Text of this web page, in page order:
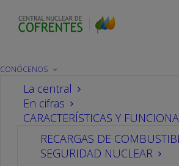
CONÓCENOS
La central
En cifras
CARACTERÍSTICAS Y
RECARGAS DE
SEGURIDAD NUCLEAR
Glosario
Glosario
Conoce los términos técnicos